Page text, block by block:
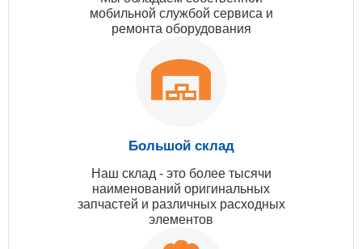
мобильной службой сервиса и
ремонта оборудования
Большой склад
Наш склад - это более тысячи
наименований оригинальных
запчастей и различных расходных
элементов